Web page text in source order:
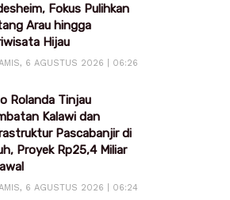
Fokus Pulihkan
Arau hingga
Hijau
6 AGUSTUS 2026 | 06:26
Rolanda Tinjau
Kalawi dan
Pascabanjir di
Proyek Rp25,4 Miliar
6 AGUSTUS 2026 | 06:24